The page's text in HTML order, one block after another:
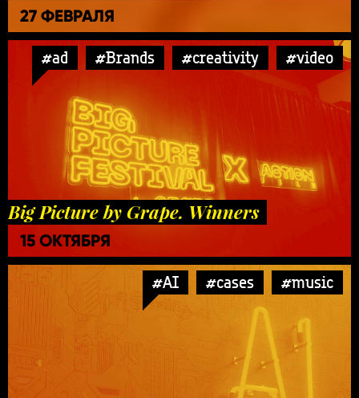
27 ФЕВРАЛЯ
#ad #Brands #creativity #video
Big Picture by Grape. Winners
15 ОКТЯБРЯ
#AI #cases #music